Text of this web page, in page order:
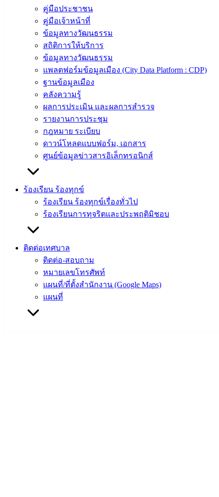
คู่มือประชาชน
คู่มือเจ้าหน้าที่
ข้อมูลทางวัฒนธรรม
สถิติการให้บริการ
ข้อมูลทางวัฒนธรรม
แพลตฟอร์มข้อมูลเมือง (City Data Platform : CDP)
ฐานข้อมูลเมือง
คลังความรู้
ผลการประเมิน และผลการสำรวจ
รายงานการประชุม
กฎหมาย ระเบียบ
ดาวน์โหลดแบบฟอร์ม, เอกสาร
ศูนย์ข้อมูลข่าวสารอิเล็กทรอนิกส์
ร้องเรียน ร้องทุกข์
ร้องเรียน ร้องทุกข์เรื่องทั่วไป
ร้องเรียนการทุจริตและประพฤติมิชอบ
ติดต่อเทศบาล
ติดต่อ-สอบถาม
หมายเลขโทรศัพท์
แผนที่/ที่ตั้งสำนักงาน (Google Maps)
แผนที่
ผู้บริหาร
และ
หัวหน้า
ส่วน
ราชการ
สภา
เทศบาล
สงวนลิขสิทธิ์ © 2563 เทศบาลเมืองอ่างศิลา จังหวัดชลบุรี |
angsilacity.go.th | Powered byBuuscript